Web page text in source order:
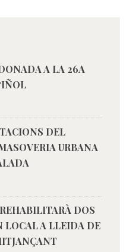
A LA 26A
DEL
URBANA
DOS
LOCAL A LLEIDA DE